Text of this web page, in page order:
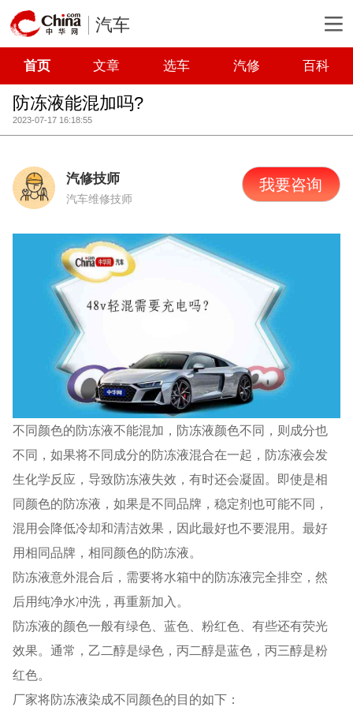
汽车
首页 文章 选车 汽修 百科
防冻液能混加吗?
2023-07-17 16:18:55
汽修技师
汽车维修技师
我要咨询
不同颜色的防冻液不能混加，防冻液颜色不同，则成分也
不同，如果将不同成分的防冻液混合在一起，防冻液会发
生化学反应，导致防冻液失效，有时还会凝固。即使是相
同颜色的防冻液，如果是不同品牌，稳定剂也可能不同，
混用会降低冷却和清洁效果，因此最好也不要混用。最好
用相同品牌，相同颜色的防冻液。
防冻液意外混合后，需要将水箱中的防冻液完全排空，然
后用纯净水冲洗，再重新加入。
防冻液的颜色一般有绿色、蓝色、粉红色、有些还有荧光
效果。通常，乙二醇是绿色，丙二醇是蓝色，丙三醇是粉
红色。
厂家将防冻液染成不同颜色的目的如下：